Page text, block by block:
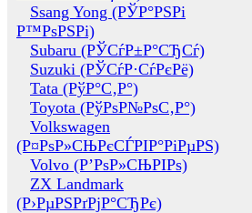
Ssang Yong (РЎР°РЅРі
Р™РѕРЅРі)
Subaru (РЎСѓР±Р°СЂСѓ)
Suzuki (РЎСѓР·СѓРєРё)
Tata (РўР°С‚Р°)
Toyota (РўРѕР№РѕС‚Р°)
Volkswagen
(Р¤РѕР»СЊРєСЃРІР°РіРµРЅ)
Volvo (Р’РѕР»СЊРІРѕ)
ZX Landmark
(Р›РµРЅРґРјР°СЂРє)